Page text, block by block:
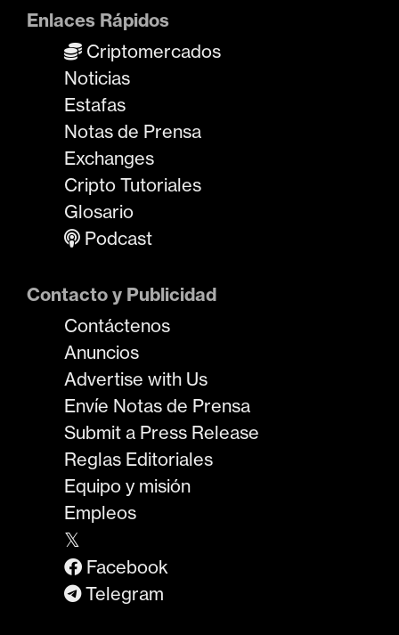
Enlaces Rápidos
Criptomercados
Noticias
Estafas
Notas de Prensa
Exchanges
Cripto Tutoriales
Glosario
Podcast
Contacto y Publicidad
Contáctenos
Anuncios
Advertise with Us
Envíe Notas de Prensa
Submit a Press Release
Reglas Editoriales
Equipo y misión
Empleos
𝕏
Facebook
Telegram